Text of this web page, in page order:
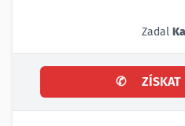
Zadal
✆ ZÍSKAT